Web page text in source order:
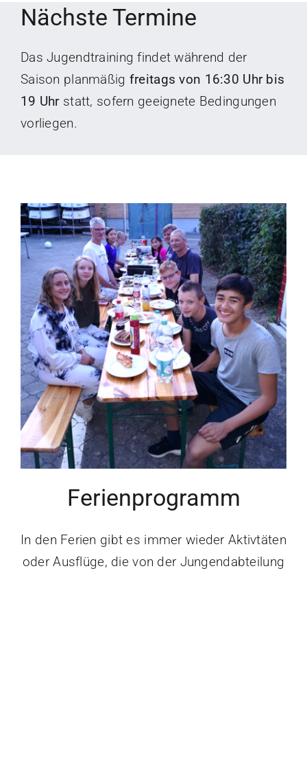
Nächste Termine
Das Jugendtraining findet während der
Saison planmäßig freitags von 16:30 Uhr bis
19 Uhrstatt, sofern geeignete Bedingungen
vorliegen.
Ferienprogramm
In den Ferien gibt es immer wieder Aktivtäten
oder Ausflüge, die von der Jungendabteilung